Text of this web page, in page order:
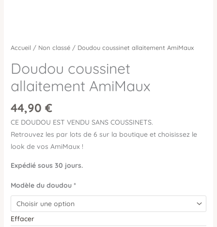
Accueil / Non classé/ Doudou coussinet allaitement AmiMaux
Doudou coussinet
allaitement AmiMaux
44,90 €
CE DOUDOU EST VENDU SANS COUSSINETS.
Retrouvez les par lots de 6 sur la boutique et choisissez le
look de vos AmiMaux !
Expédié sous 30 jours.
Modèle du doudou *
Effacer